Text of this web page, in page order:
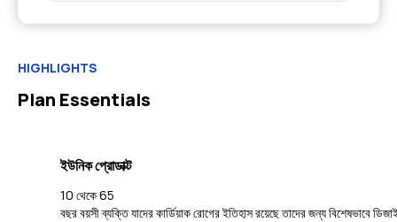
HIGHLIGHTS
Plan Essentials
ইউনিক প্রোডাক্ট
10 থেকে 65
বছর বয়সী ব্যক্তি যাদের কার্ডিয়াক রোগের ইতিহাস রয়েছে তাদের জন্য বিশেষভাবে